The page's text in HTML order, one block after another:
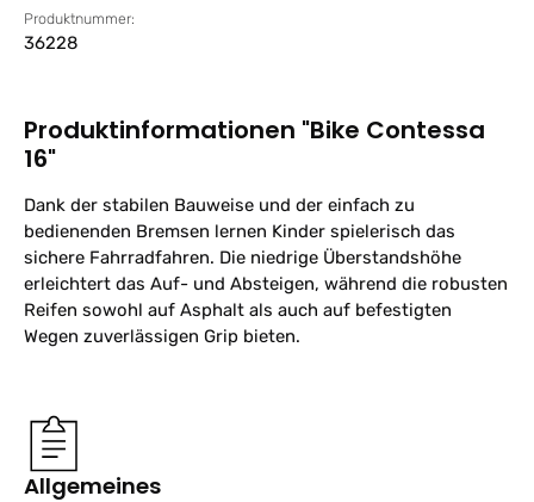
Produktnummer:
36228
Produktinformationen "Bike Contessa
16"
Dank der stabilen Bauweise und der einfach zu
bedienenden Bremsen lernen Kinder spielerisch das
sichere Fahrradfahren. Die niedrige Überstandshöhe
erleichtert das Auf- und Absteigen, während die robusten
Reifen sowohl auf Asphalt als auch auf befestigten
Wegen zuverlässigen Grip bieten.
Allgemeines